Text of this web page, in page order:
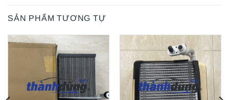
SẢN PHẨM TƯƠNG TỰ